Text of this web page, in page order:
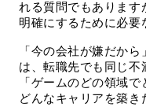
れる質問でもあります
明確にするために必要
「今の会社が嫌だか
は、転職先でも同じ不
「ゲームのどの領域
どんなキャリアを築き